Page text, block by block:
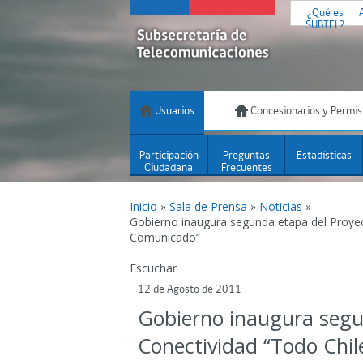
¿Qué es
SUBTEL?
Usuarios Concesionarios y
Participación
Ciudadana
Preguntas
Frecuentes
Estadísticas
Inicio » Sala de Prensa » Noticias »
Gobierno inaugura segunda etapa del
Comunicado”
Escuchar
12 de Agosto de 2011
Gobierno inaugura
Conectividad “Todo